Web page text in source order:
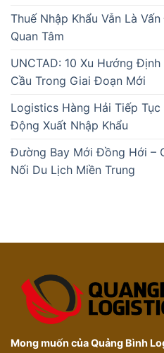
Thuế Nhập Khẩu Vẫn Là
Quan Tâm
UNCTAD: 10 Xu Hướng
Cầu Trong Giai Đoạn Mới
Logistics Hàng Hải Tiếp
Động Xuất Nhập Khẩu
Đường Bay Mới Đồng Hới –
Nối Du Lịch Miền Trung
Mong muốn của Quảng Bình